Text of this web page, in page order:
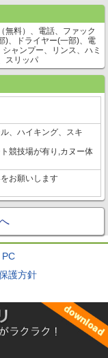
無料）、電話、ファック
)、ドライヤー(一部)、電
ャンプー、リンス、ハミ
スリッパ
、ハイキング、スキ
競技場が有り,カヌー体
お願いします
PC
護方針